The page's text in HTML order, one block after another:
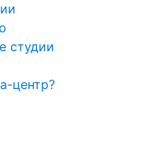
студии
центр?